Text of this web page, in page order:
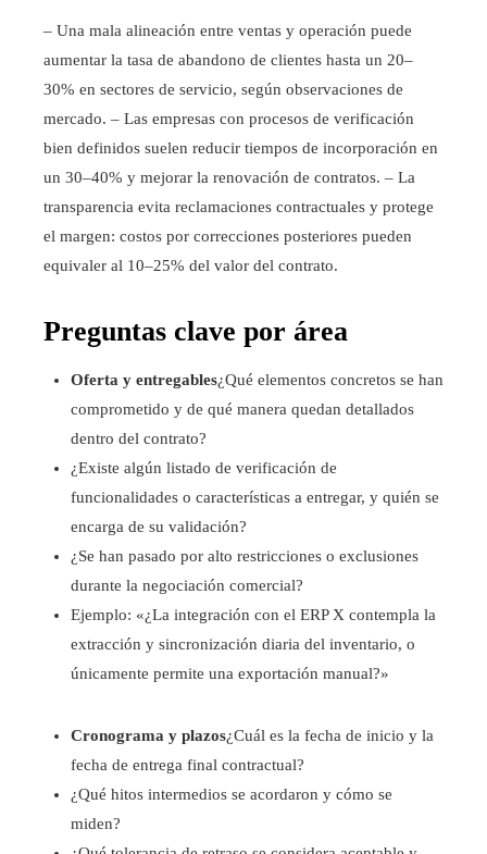
– Una mala alineación entre ventas y operación puede
aumentar la tasa de abandono de clientes hasta un 20–
30% en sectores de servicio, según observaciones de
mercado. – Las empresas con procesos de verificación
bien definidos suelen reducir tiempos de incorporación en
un 30–40% y mejorar la renovación de contratos. – La
transparencia evita reclamaciones contractuales y protege
el margen: costos por correcciones posteriores pueden
equivaler al 10–25% del valor del contrato.
Preguntas clave por área
Oferta y entregables¿Qué elementos concretos se han
comprometido y de qué manera quedan detallados
dentro del contrato?
¿Existe algún listado de verificación de
funcionalidades o características a entregar, y quién se
encarga de su validación?
¿Se han pasado por alto restricciones o exclusiones
durante la negociación comercial?
Ejemplo: «¿La integración con el ERP X contempla la
extracción y sincronización diaria del inventario, o
únicamente permite una exportación manual?»
Cronograma y plazos¿Cuál es la fecha de inicio y la
fecha de entrega final contractual?
¿Qué hitos intermedios se acordaron y cómo se
miden?